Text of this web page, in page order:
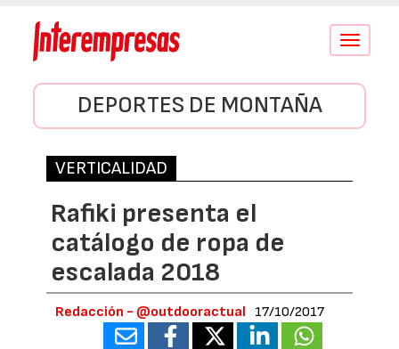
Conmutar
DEPORTES DE MONTAÑA
VERTICALIDAD
Rafiki presenta el
catálogo de ropa de
escalada 2018
Redacción - @outdooractual 17/10/2017